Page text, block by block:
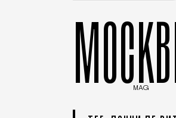
MAG